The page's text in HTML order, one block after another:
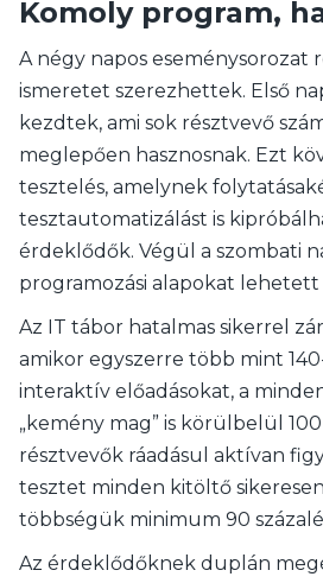
Komoly program,
A négy napos eseménysorozat
ismeretet szerezhettek. Első
kezdtek, ami sok résztvevő
meglepően hasznosnak. Ezt
tesztelés, amelynek
tesztautomatizálást is
érdeklődők. Végül a szombati
programozási alapokat lehetett
Az IT tábor hatalmas sikerrel
amikor egyszerre több mint
interaktív előadásokat, a
„kemény mag” is körülbelül
résztvevők ráadásul aktívan
tesztet minden kitöltő
többségük minimum 90
Az érdeklődőknek duplán